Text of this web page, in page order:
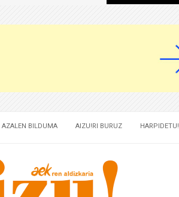
AZALEN BILDUMA AIZU!RI BURUZ HARPIDETU!